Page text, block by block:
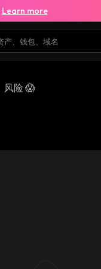
Learn more
风险 😱